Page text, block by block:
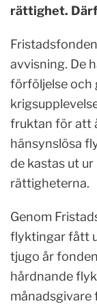
rättighet.
avvisning. De
förföljelse och
fruktan för att
hänsynslösa
de kastas ut
rättigheterna.
Genom
flyktingar fått
tjugo år
hårdnande
månadsgivare